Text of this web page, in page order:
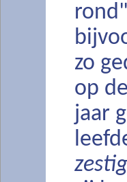
zo
op
jaar